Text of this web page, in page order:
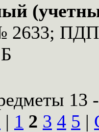
2633;
13
| 1 2 3 4 5 |